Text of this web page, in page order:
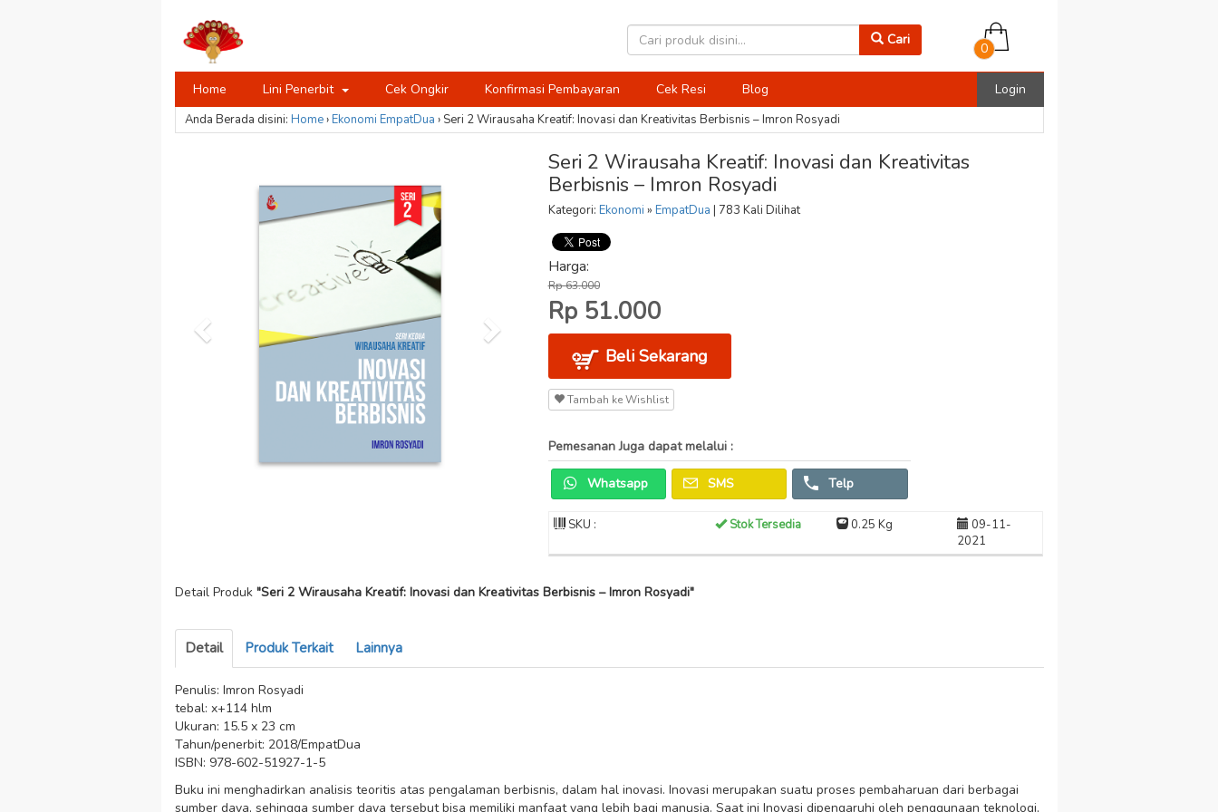
Cari
0
Home Lini Penerbit Cek Ongkir Konfirmasi Pembayaran Cek Resi Blog Login
Anda Berada disini: Home›Ekonomi EmpatDua › Seri 2 Wirausaha Kreatif: Inovasi dan Kreativitas Berbisnis – Imron Rosyadi
Seri 2 Wirausaha Kreatif: Inovasi dan Kreativitas
Berbisnis – Imron Rosyadi
Kategori: Ekonomi » EmpatDua | 783 Kali Dilihat
Harga:
Rp 63.000
Rp 51.000
Beli Sekarang
Tambah ke Wishlist
Pemesanan Juga dapat melalui :
Whatsapp SMS Telp
SKU : Stok Tersedia 0.25 Kg
09-11-
2021
Detail Produk "Seri 2 Wirausaha Kreatif: Inovasi dan Kreativitas Berbisnis – Imron Rosyadi"
Detail Produk Terkait Lainnya
Penulis: Imron Rosyadi
tebal: x+114 hlm
Ukuran: 15.5 x 23 cm
Tahun/penerbit: 2018/EmpatDua
ISBN: 978-602-51927-1-5
Buku ini menghadirkan analisis teoritis atas pengalaman berbisnis, dalam hal inovasi. Inovasi merupakan suatu proses pembaharuan dari berbagai
sumber daya, sehingga sumber daya tersebut bisa memiliki manfaat yang lebih bagi manusia. Saat ini Inovasi dipengaruhi oleh penggunaan teknologi,